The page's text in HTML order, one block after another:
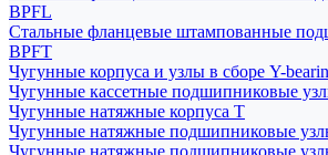
BPFL
Стальные фланцевые штампованные
BPFT
Чугунные корпуса и узлы в сборе Y-
Чугунные кассетные подшипниковые
Чугунные натяжные корпуса T
Чугунные натяжные подшипниковые
Чугунные натяжные подшипниковые